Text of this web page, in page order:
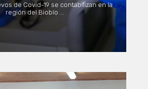
de Covid-19 se contabilizan en la
región del Biobío ...